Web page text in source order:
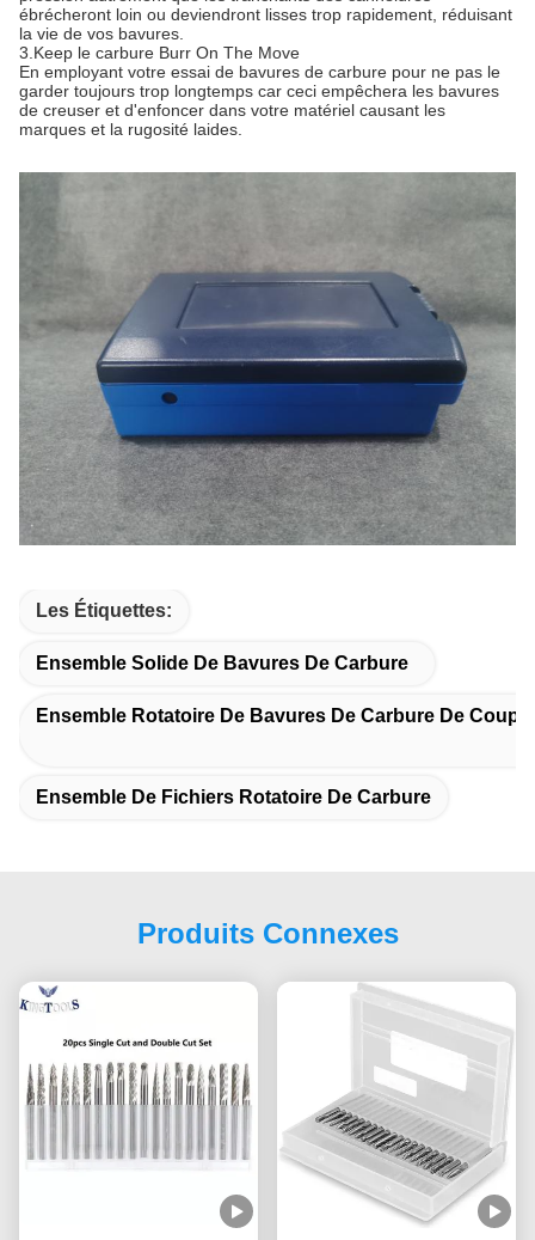
ébrécheront loin ou deviendront lisses trop rapidement, réduisant
la vie de vos bavures.
3.Keep le carbure Burr On The Move
En employant votre essai de bavures de carbure pour ne pas le
garder toujours trop longtemps car ceci empêchera les bavures
de creuser et d'enfoncer dans votre matériel causant les
marques et la rugosité laides.
Les Étiquettes:
Ensemble Solide De Bavures De Carbure
Ensemble Rotatoire De Bavures De Carbure De
Ensemble De Fichiers Rotatoire De Carbure
Produits Connexes